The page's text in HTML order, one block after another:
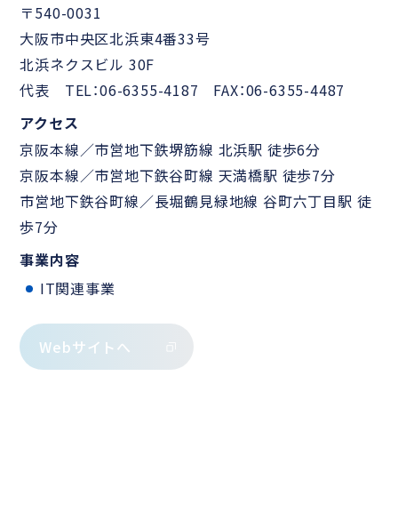
〒540-0031
大阪市中央区北浜東4番33号
北浜ネクスビル 30F
代表 TEL：06-6355-4187 FAX：06-6355-4487
アクセス
京阪本線／市営地下鉄堺筋線 北浜駅 徒歩6分
京阪本線／市営地下鉄谷町線 天満橋駅 徒歩7分
市営地下鉄谷町線／長堀鶴見緑地線 谷町六丁目駅 徒
歩7分
事業内容
IT関連事業
Webサイトへ